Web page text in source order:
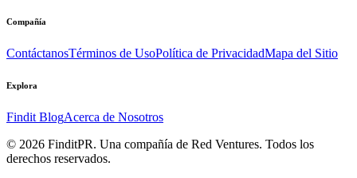
Compañía
ContáctanosTérminos de UsoPolítica de PrivacidadMapa del Sitio
Explora
Findit BlogAcerca de Nosotros
© 2026 FinditPR. Una compañía de Red Ventures. Todos los
derechos reservados.